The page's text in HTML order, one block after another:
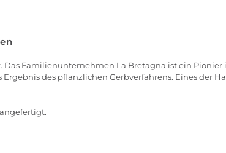
Das Familienunternehmen La Bretagna ist ein
des pflanzlichen Gerbverfahrens. Eines der